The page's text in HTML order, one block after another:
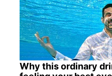
Why this ordinary